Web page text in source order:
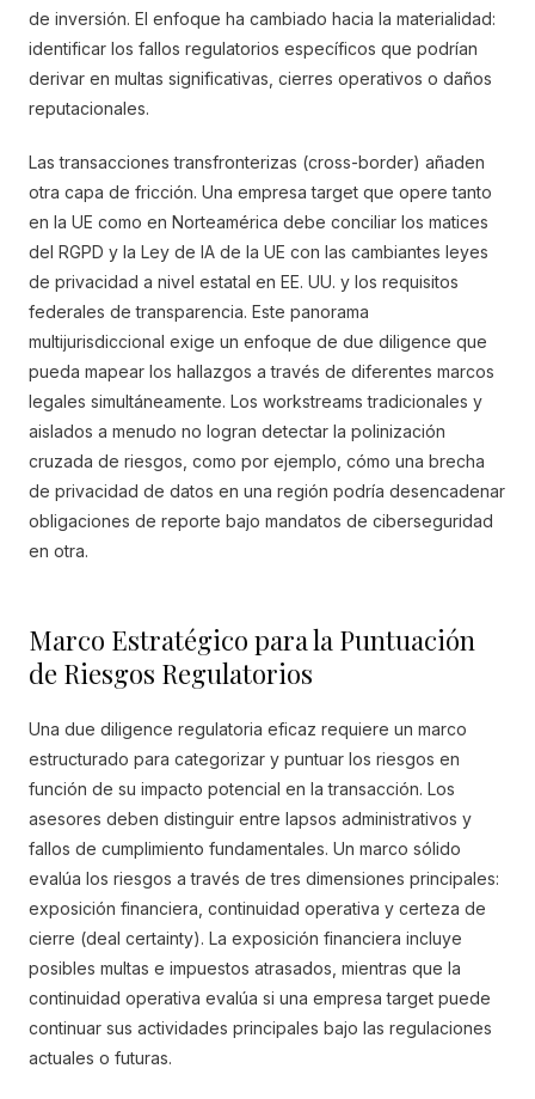
de inversión. El enfoque ha cambiado hacia la materialidad:
identificar los fallos regulatorios específicos que podrían
derivar en multas significativas, cierres operativos o daños
reputacionales.
Las transacciones transfronterizas (cross-border) añaden
otra capa de fricción. Una empresa target que opere tanto
en la UE como en Norteamérica debe conciliar los matices
del RGPD y la Ley de IA de la UE con las cambiantes leyes
de privacidad a nivel estatal en EE. UU. y los requisitos
federales de transparencia. Este panorama
multijurisdiccional exige un enfoque de due diligence que
pueda mapear los hallazgos a través de diferentes marcos
legales simultáneamente. Los workstreams tradicionales y
aislados a menudo no logran detectar la polinización
cruzada de riesgos, como por ejemplo, cómo una brecha
de privacidad de datos en una región podría desencadenar
obligaciones de reporte bajo mandatos de ciberseguridad
en otra.
Marco Estratégico para la Puntuación
de Riesgos Regulatorios
Una due diligence regulatoria eficaz requiere un marco
estructurado para categorizar y puntuar los riesgos en
función de su impacto potencial en la transacción. Los
asesores deben distinguir entre lapsos administrativos y
fallos de cumplimiento fundamentales. Un marco sólido
evalúa los riesgos a través de tres dimensiones principales:
exposición financiera, continuidad operativa y certeza de
cierre (deal certainty). La exposición financiera incluye
posibles multas e impuestos atrasados, mientras que la
continuidad operativa evalúa si una empresa target puede
continuar sus actividades principales bajo las regulaciones
actuales o futuras.